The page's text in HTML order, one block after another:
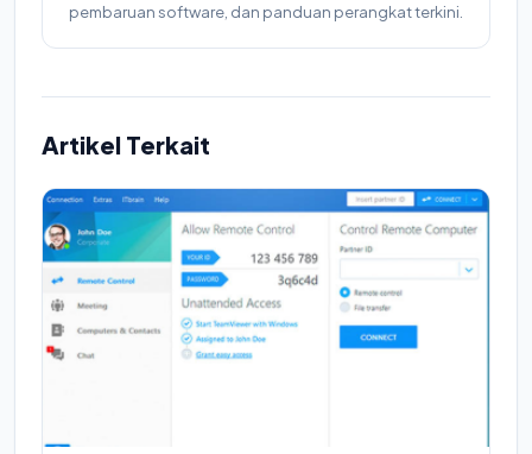
pembaruan software, dan panduan perangkat terkini.
Artikel Terkait